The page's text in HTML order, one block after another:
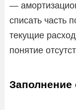
―
списать часть
текущие
понятие
Заполнение